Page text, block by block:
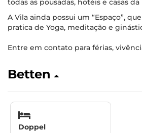
todas as pousadas, hotéis e casas da
A Vila ainda possui um “Espaço”,
pratica de Yoga, meditação e
Entre em contato para férias,
Betten
Doppel